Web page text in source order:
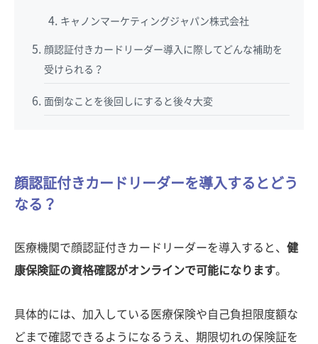
キャノンマーケティングジャパン株式会社
顔認証付きカードリーダー導入に際してどんな補助を
受けられる？
面倒なことを後回しにすると後々大変
顔認証付きカードリーダーを導入するとどう
なる？
医療機関で顔認証付きカードリーダーを導入すると、 健
康保険証の資格確認がオンラインで可能になります。
具体的には、加入している医療保険や自己負担限度額な
どまで確認できるようになるうえ、期限切れの保険証を